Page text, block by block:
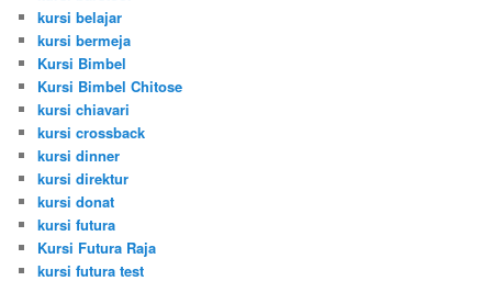
kursi belajar
kursi bermeja
Kursi Bimbel
Kursi Bimbel Chitose
kursi chiavari
kursi crossback
kursi dinner
kursi direktur
kursi donat
kursi futura
Kursi Futura Raja
kursi futura test